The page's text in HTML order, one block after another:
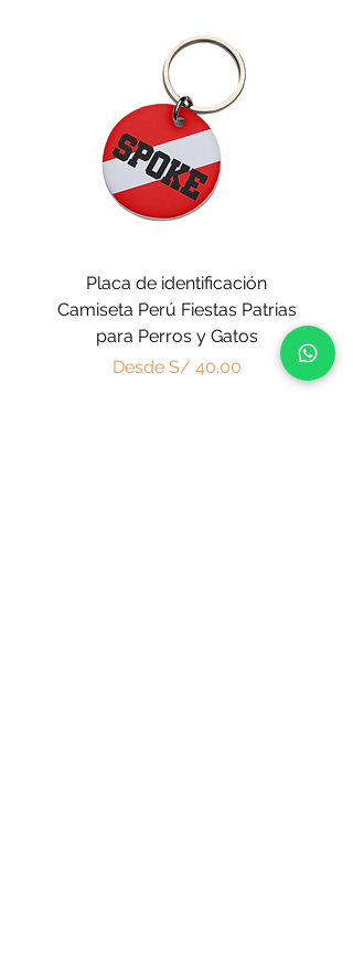
Placa de identificación
Camiseta Perú Fiestas Patrias
para Perros y Gatos
Desde S/ 40.00
Precio de oferta